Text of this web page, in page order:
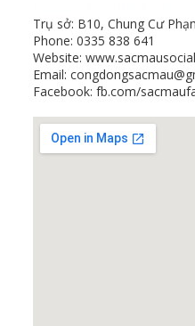
Trụ sở: B10, Chung Cư
Phone: 0335 838 641
Website:
Email:
Facebook: fb.com/